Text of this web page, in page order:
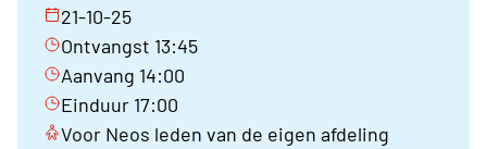
21-10-25
Ontvangst 13:45
Aanvang 14:00
Einduur 17:00
Voor Neos leden van de eigen afdeling